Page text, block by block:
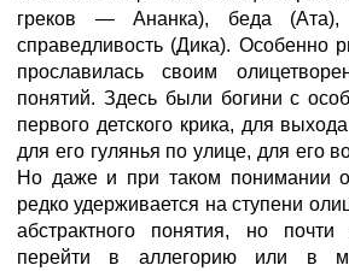
греков — Ананка), беда (Ата),
справедливость (Дика). Особенно
прославилась своим
понятий. Здесь были богини с
первого детского крика, для
для его гулянья по улице, для его
Но даже и при таком понимании
редко удерживается на ступени
абстрактного понятия, но почти
перейти в аллегорию или в